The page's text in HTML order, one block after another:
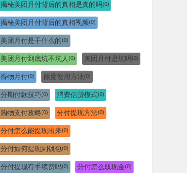
揭秘美团月付背后的真相是真的吗(0)
揭秘美团月付背后的真相视频(0)
美团月付是干什么的(0)
美团月付到底坑不坑人 (0) 美团月付是坑吗(0)
得物月付(0) 额度使用方法(0)
分期付款技巧(0) 消费信贷模式(0)
购物支付攻略(0) 分付提现方法(0)
分付怎么能提现出来(0)
分付如何提现到钱包(0)
分付提现有手续费吗(0) 分付怎么取现金(0)